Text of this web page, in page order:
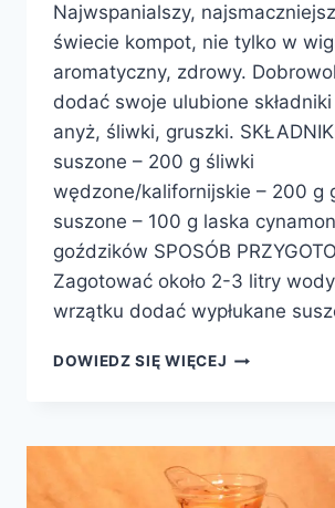
Najwspanialszy,
świecie kompot, nie tylko w
aromatyczny, zdrowy.
dodać swoje ulubione
anyż, śliwki, gruszki.
suszone – 200 g śliwki
wędzone/kalifornijskie – 200 g
suszone – 100 g laska
goździków SPOSÓB
Zagotować około 2-3 litry
wrzątku dodać wypłukane
DOWIEDZ SIĘ WIĘCEJ KOMPOT